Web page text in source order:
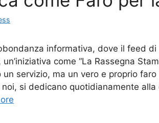
informativa, dove il feed
come “La Rassegna
un servizio, ma un vero e proprio
si dedicano quotidianamente alla